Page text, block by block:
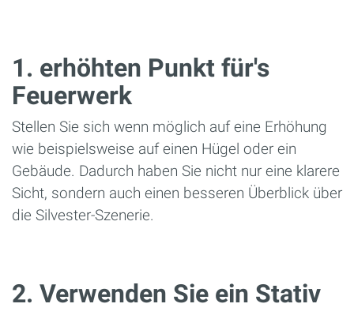
1. erhöhten Punkt für's
Feuerwerk
Stellen Sie sich wenn möglich auf eine Erhöhung
wie beispielsweise auf einen Hügel oder ein
Gebäude. Dadurch haben Sie nicht nur eine klarere
Sicht, sondern auch einen besseren Überblick über
die Silvester-Szenerie.
2. Verwenden Sie ein Stativ